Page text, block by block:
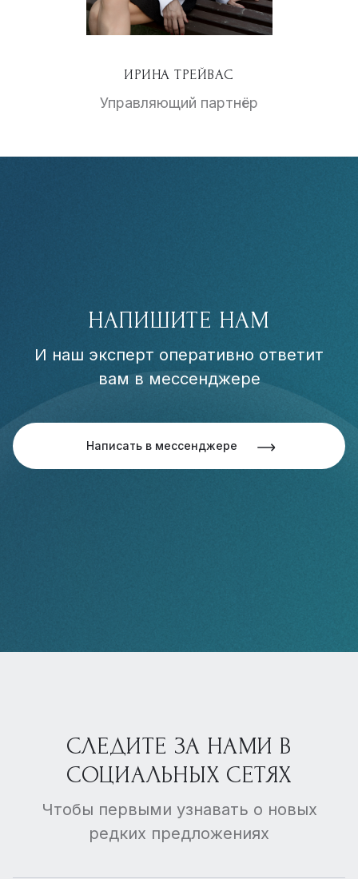
ИРИНА ТРЕЙВАС
Управляющий партнёр
НАПИШИТЕ НАМ
И наш эксперт оперативно ответит
вам в мессенджере
Написать в мессенджере
СЛЕДИТЕ ЗА НАМИ В
СОЦИАЛЬНЫХ СЕТЯХ
Чтобы первыми узнавать о новых
редких предложениях